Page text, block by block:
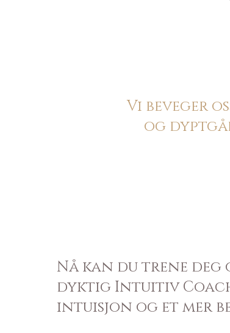
Vi beveger
og
Nå kan du trene deg
dyktig Intuitiv
intuisjon og et mer